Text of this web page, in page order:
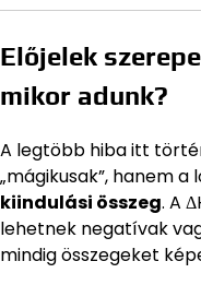
Előjelek
mikor adunk?
A legtöbb hiba itt
„mágikusak”, hanem a
kiindulási összeg. A
lehetnek negatívak
mindig összegeket